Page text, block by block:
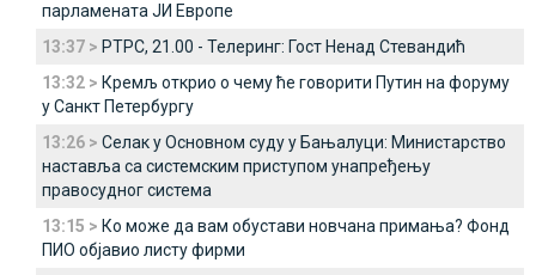
парламената ЈИ Европе
13:37 > РТРС, 21.00 - Телеринг: Гост Ненад Стевандић
13:32 > Кремљ открио о чему ће говорити Путин на форуму
у Санкт Петербургу
13:26 > Селак у Основном суду у Бањалуци: Министарство
наставља са системским приступом унапређењу
правосудног система
13:15 > Ко може да вам обустави новчана примања? Фонд
ПИО објавио листу фирми